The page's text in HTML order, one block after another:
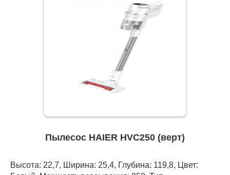
Пылесос HAIER HVC250 (верт)
Высота: 22,7, Ширина: 25,4, Глубина: 119,8, Цвет: